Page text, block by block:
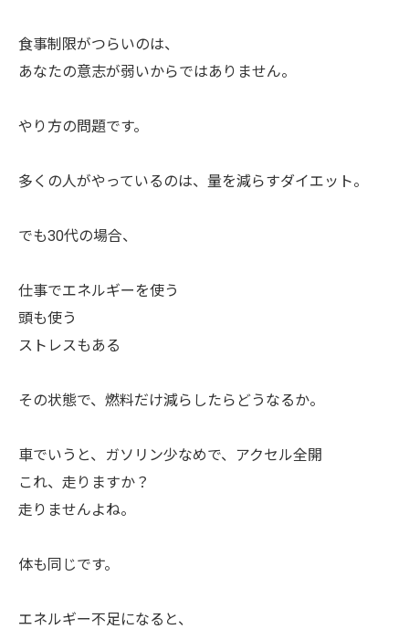
食事制限がつらいのは、
あなたの意志が弱いからではありません。
やり方の問題です。
多くの人がやっているのは、量を減らすダイエット。
でも30代の場合、
仕事でエネルギーを使う
頭も使う
ストレスもある
その状態で、燃料だけ減らしたらどうなるか。
車でいうと、ガソリン少なめで、アクセル全開
これ、走りますか？
走りませんよね。
体も同じです。
エネルギー不足になると、